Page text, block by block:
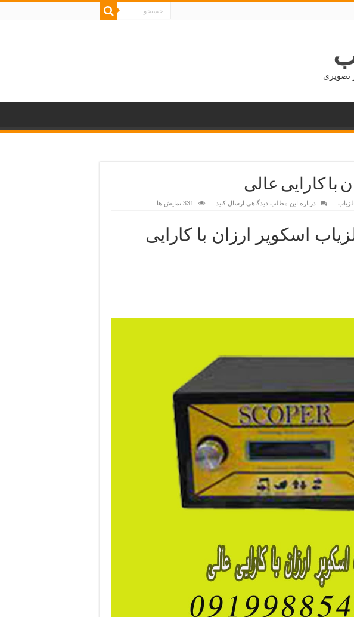
تصویری
با کارایی عالی
درباره این مطلب دیدگاهی ارسال کنید 331 نمایش ها
اسکوپر ارزان با کارایی